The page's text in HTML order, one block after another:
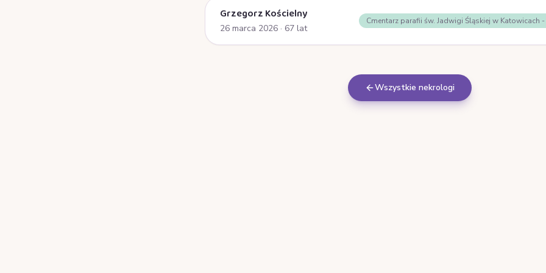
Grzegorz Kościelny
26 marca 2026 · 67 lat
Cmentarz parafii św. Jadwigi Śląskiej w Katowicach
Wszystkie nekrologi